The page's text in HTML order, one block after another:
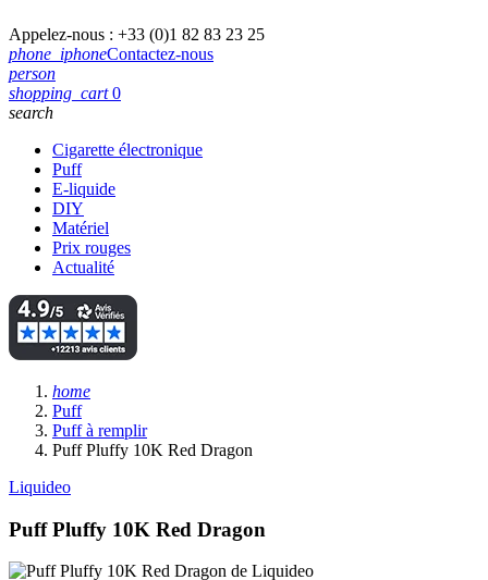
Appelez-nous : +33 (0)1 82 83 23 25
phone_iphoneContactez-nous
person
shopping_cart 0
search
Cigarette électronique
Puff
E-liquide
DIY
Matériel
Prix rouges
Actualité
home
Puff
Puff à remplir
Puff Pluffy 10K Red Dragon
Liquideo
Puff Pluffy 10K Red Dragon